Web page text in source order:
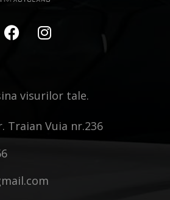
visurilor tale.
Traian Vuia nr.236